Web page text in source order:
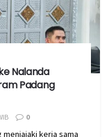
Nalanda
Padang
0
kerja sama